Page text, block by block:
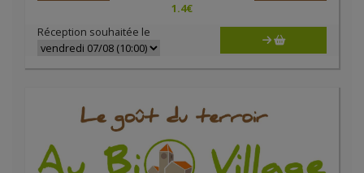
1.4€
Réception souhaitée le